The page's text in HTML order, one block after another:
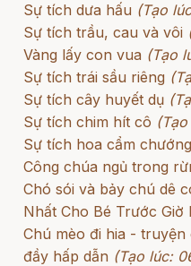
Sự tích dưa hấu (Tạo
Sự tích trầu, cau và vôi
Vàng lấy con vua (Tạo
Sự tích trái sầu riêng
Sự tích cây huyết dụ
Sự tích chim hít cô
Sự tích hoa cẩm chướng
Công chúa ngủ trong
Chó sói và bảy chú dê
Nhất Cho Bé Trước Giờ
Chú mèo đi hia -
đầy hấp dẫn (Tạo lúc: